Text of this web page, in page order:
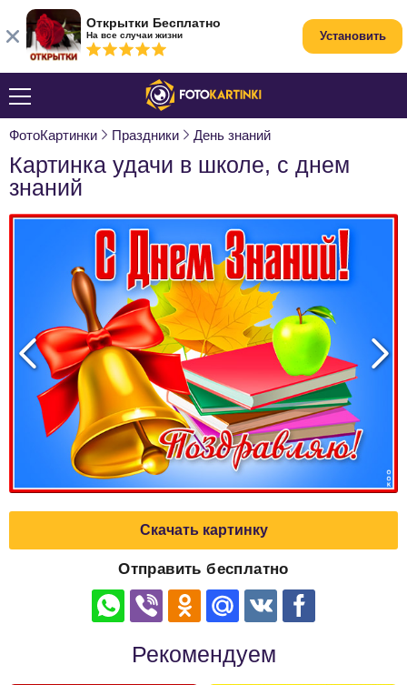
ФотоКартинки Праздники День знаний
Картинка удачи в школе, с днем
знаний
Скачать картинку
Отправить бесплатно
Рекомендуем
Открытки Бесплатно
На все случаи жизни Установить